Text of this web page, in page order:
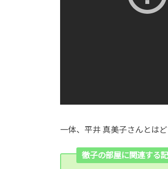
一体、平井 真美子さんとは
徹子の部屋に関連する